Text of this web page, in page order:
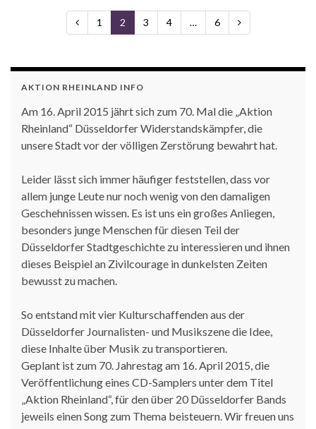
1 2 3 4 … 6
AKTION RHEINLAND INFO
Am 16. April 2015 jährt sich zum 70. Mal die „Aktion
Rheinland“ Düsseldorfer Widerstandskämpfer, die
unsere Stadt vor der völligen Zerstörung bewahrt hat.
Leider lässt sich immer häufiger feststellen, dass vor
allem junge Leute nur noch wenig von den damaligen
Geschehnissen wissen. Es ist uns ein großes Anliegen,
besonders junge Menschen für diesen Teil der
Düsseldorfer Stadtgeschichte zu interessieren und ihnen
dieses Beispiel an Zivilcourage in dunkelsten Zeiten
bewusst zu machen.
So entstand mit vier Kulturschaffenden aus der
Düsseldorfer Journalisten- und Musikszene die Idee,
diese Inhalte über Musik zu transportieren.
Geplant ist zum 70. Jahrestag am 16. April 2015, die
Veröffentlichung eines CD-Samplers unter dem Titel
„Aktion Rheinland“, für den über 20 Düsseldorfer Bands
jeweils einen Song zum Thema beisteuern. Wir freuen uns